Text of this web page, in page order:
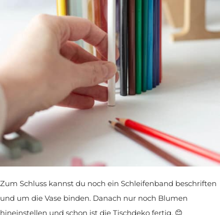
Zum Schluss kannst du noch ein Schleifenband beschriften
und um die Vase binden. Danach nur noch Blumen
hineinstellen und schon ist die Tischdeko fertig. 😊